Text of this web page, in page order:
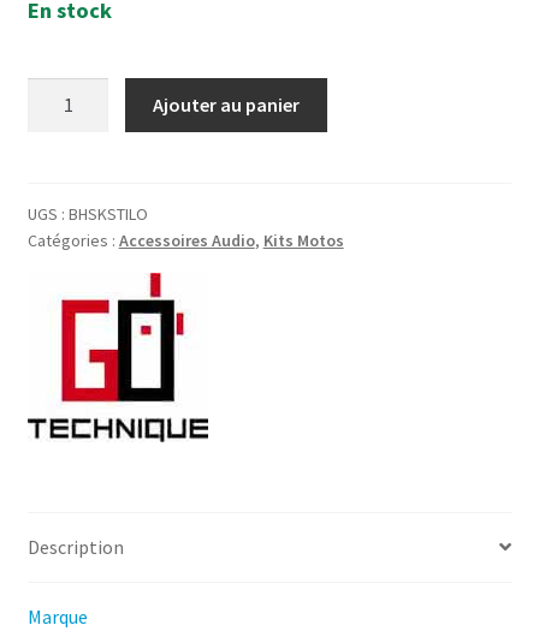
En stock
Type
Kenwood
Casque
Ajouter au panier
UGS : BHSKSTILO
Catégories : Accessoires Audio, Kits Motos
Description
Marque